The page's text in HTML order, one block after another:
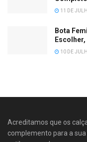
11 DE
Bota
10 DE
Acreditamos que os
complemento para a